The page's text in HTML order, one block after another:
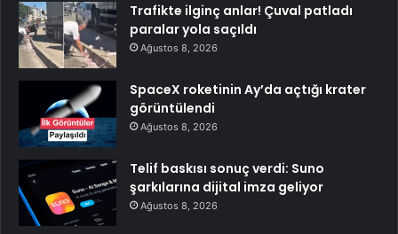
Trafikte ilginç anlar! Çuval patladı
paralar yola saçıldı
Ağustos 8, 2026
SpaceX roketinin Ay’da açtığı krater
görüntülendi
Ağustos 8, 2026
Telif baskısı sonuç verdi: Suno
şarkılarına dijital imza geliyor
Ağustos 8, 2026